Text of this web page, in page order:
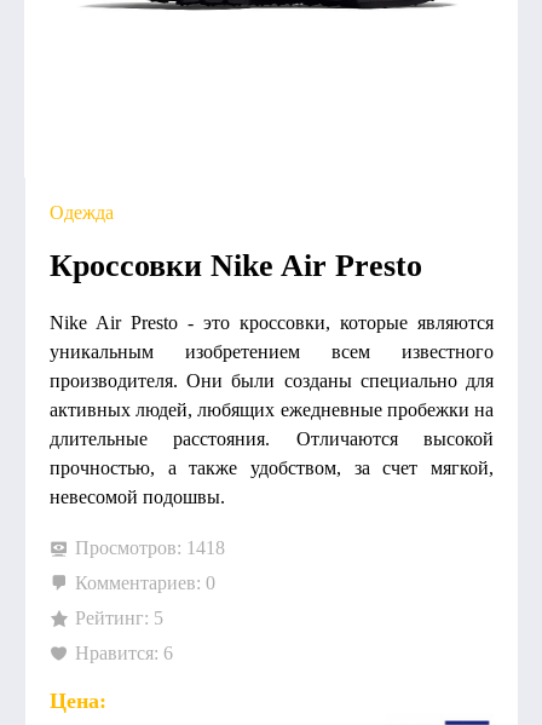
Одежда
Кроссовки Nike Air Presto
Nike Air Presto - это кроссовки, которые являются
уникальным изобретением всем известного
производителя. Они были созданы специально для
активных людей, любящих ежедневные пробежки на
длительные расстояния. Отличаются высокой
прочностью, а также удобством, за счет мягкой,
невесомой подошвы.
Просмотров: 1418
Комментариев: 0
Рейтинг: 5
Нравится: 6
Цена: